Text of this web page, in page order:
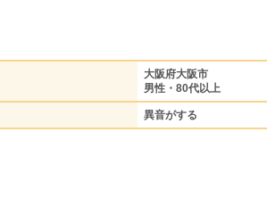
大阪府大阪市
男性・80代以上
異音がする